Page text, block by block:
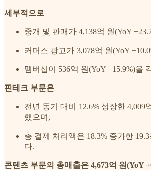
세부적으로
중개 및 판매가 4,138억 원(YoY
커머스 광고가 3,078억 원(YoY
멤버십이 536억 원(YoY +15.9%)을
핀테크 부문은
전년 동기 대비 12.6% 성장한 4,009
했으며,
총 결제 처리액은 18.3% 증가한
다.
콘텐츠 부문의 총매출은 4,673억 원(YoY